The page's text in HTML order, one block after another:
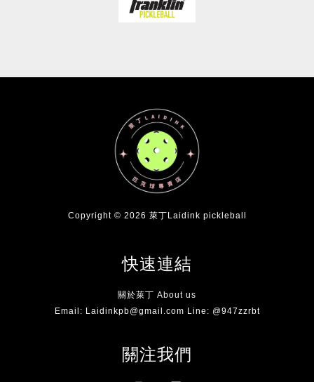
Copyright © 2026 萊丁Laidink pickleball
快速連結
關於萊丁 About us
Email: Laidinkpb@gmail.com Line: @947zzrbt
關注我們